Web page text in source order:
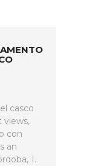
casco
views,
con
an
1.